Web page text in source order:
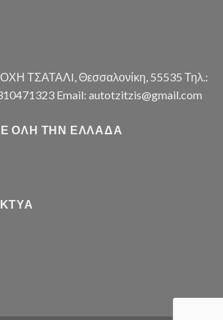
ΤΣΑΤΑΛI, Θεσσαλονίκη, 55535 Τηλ.:
Email: autotzitzis@gmail.com
ΌΛΗ ΤΗΝ ΕΛΛΆΔΑ